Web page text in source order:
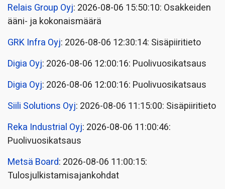
Relais Group Oyj: 2026-08-06 15:50:10: Osakkeiden
ääni- ja kokonaismäärä
GRK Infra Oyj: 2026-08-06 12:30:14: Sisäpiiritieto
Digia Oyj: 2026-08-06 12:00:16: Puolivuosikatsaus
Digia Oyj: 2026-08-06 12:00:16: Puolivuosikatsaus
Siili Solutions Oyj: 2026-08-06 11:15:00: Sisäpiiritieto
Reka Industrial Oyj: 2026-08-06 11:00:46:
Puolivuosikatsaus
Metsä Board: 2026-08-06 11:00:15:
Tulosjulkistamisajankohdat